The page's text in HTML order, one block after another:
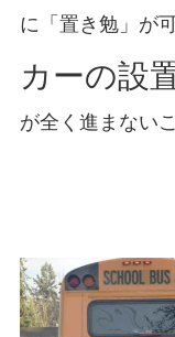
に「置き勉」が
カーの設
が全く進まない